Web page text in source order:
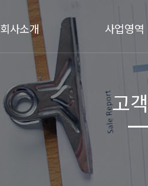
회사소개
조직현황
비전
사업영역
주택/상가 리모
상가/공장건축
인테리어
고